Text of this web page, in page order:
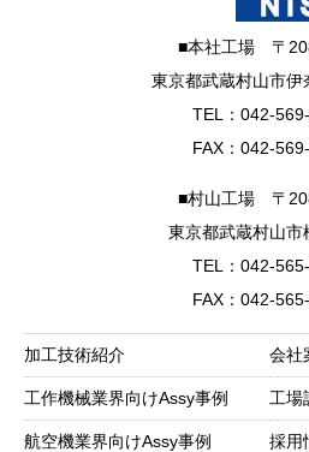
■本社工場 〒
東京都武蔵村山市伊
TEL：042-
FAX：042-
■村山工場 〒
東京都武蔵村山市
TEL：042-
FAX：042-
加工技術紹介
工作機械業界向けAssy事例
航空機業界向けAssy事例
会社
工場
採用